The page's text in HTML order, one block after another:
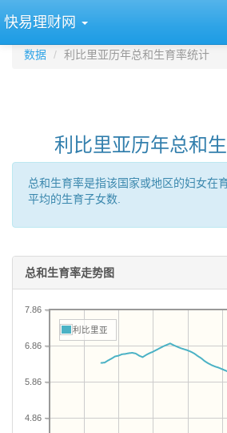
快易理财网
数据 利比里亚历年总和生育率统计
利比里亚历年总和
总和生育率是指该国家或地区的妇女在
平均的生育子女数.
总和生育率走势图
4.86
5.86
6.86
7.86
利比里亚